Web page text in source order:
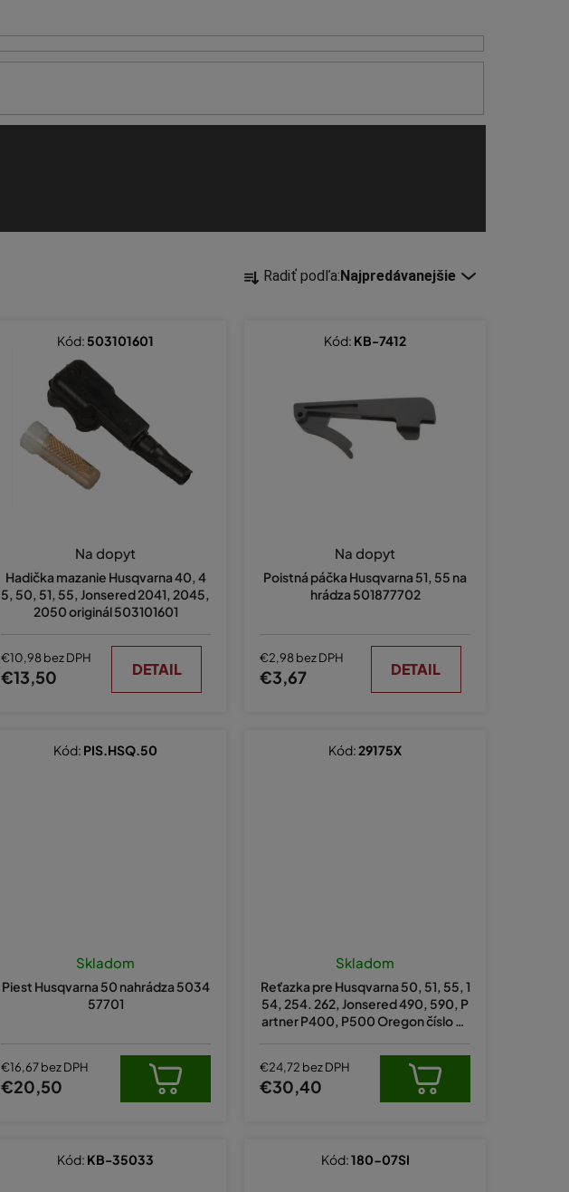
R
a Radiť podľa:Najpredávanejšie
Hadička mazanie Husqvarna 40, 4
5, 50, 51, 55, Jonsered 2041, 2045,
2050 originál 503101601
Na dopyt
€10,98 bez DPH
€13,50 DETAIL
Kód: 503101601
Poistná páčka Husqvarna 51, 55 na
hrádza 501877702
Na dopyt
€2,98 bez DPH
€3,67 DETAIL
Kód: KB-7412
Piest Husqvarna 50 nahrádza 5034
57701
Skladom
€16,67 bez DPH
€20,50
Kód: PIS.HSQ.50
Reťazka pre Husqvarna 50, 51, 55, 1
54, 254. 262, Jonsered 490, 590, P
artner P400, P500 Oregon číslo 29
Skladom
€24,72 bez DPH
€30,40
Kód:29175X
Kód: KB-35033 Kód:180-07SI